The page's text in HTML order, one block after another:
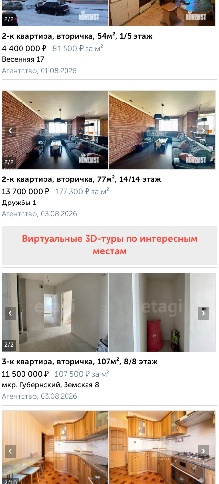
2/2
2-к квартира, вторичка, 54м², 1/5 этаж
4 400 000 ₽ 81 500 ₽ за м²
Весенняя 17
Агентство, 01.08.2026
2/2
‹ ›
2-к квартира, вторичка, 77м², 14/14 этаж
13 700 000 ₽ 177 300 ₽ за м²
Дружбы 1
Агентство, 03.08.2026
Виртуальные 3D-туры по интересным
местам
2/2
‹ ›
3-к квартира, вторичка, 107м², 8/8 этаж
11 500 000 ₽ 107 500 ₽ за м²
мкр. Губернский, Земская 8
Агентство, 03.08.2026
‹ ›